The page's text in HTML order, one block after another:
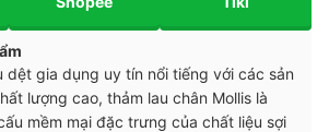
gia dụng uy tín nổi tiếng với các sản
lượng cao, thảm lau chân Mollis là
mềm mại đặc trưng của chất liệu sợi